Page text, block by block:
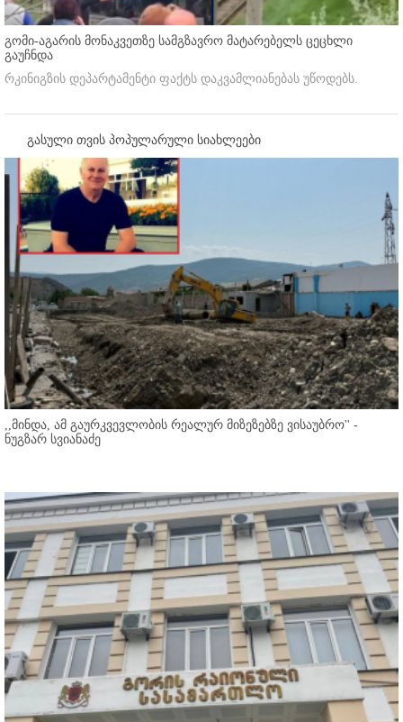
გომი-აგარის მონაკვეთზე სამგზავრო მატარებელს ცეცხლი
გაუჩნდა
რკინიგზის დეპარტამენტი ფაქტს დაკვამლიანებას უწოდებს.
გასული თვის პოპულარული სიახლეები
,,მინდა, ამ გაურკვევლობის რეალურ მიზეზებზე ვისაუბრო'' -
ნუგზარ სვიანაძე